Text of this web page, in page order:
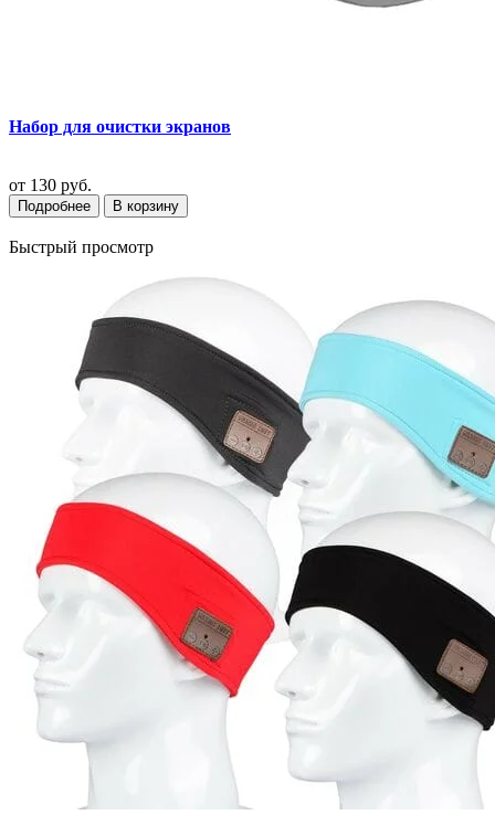
Набор для очистки экранов
от 130 руб.
Подробнее В корзину
Быстрый просмотр